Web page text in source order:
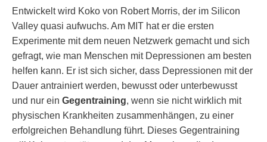
Entwickelt wird Koko von Robert Morris, der im Silicon
Valley quasi aufwuchs. Am MIT hat er die ersten
Experimente mit dem neuen Netzwerk gemacht und sich
gefragt, wie man Menschen mit Depressionen am besten
helfen kann. Er ist sich sicher, dass Depressionen mit der
Dauer antrainiert werden, bewusst oder unterbewusst
und nur ein Gegentraining, wenn sie nicht wirklich mit
physischen Krankheiten zusammenhängen, zu einer
erfolgreichen Behandlung führt. Dieses Gegentraining